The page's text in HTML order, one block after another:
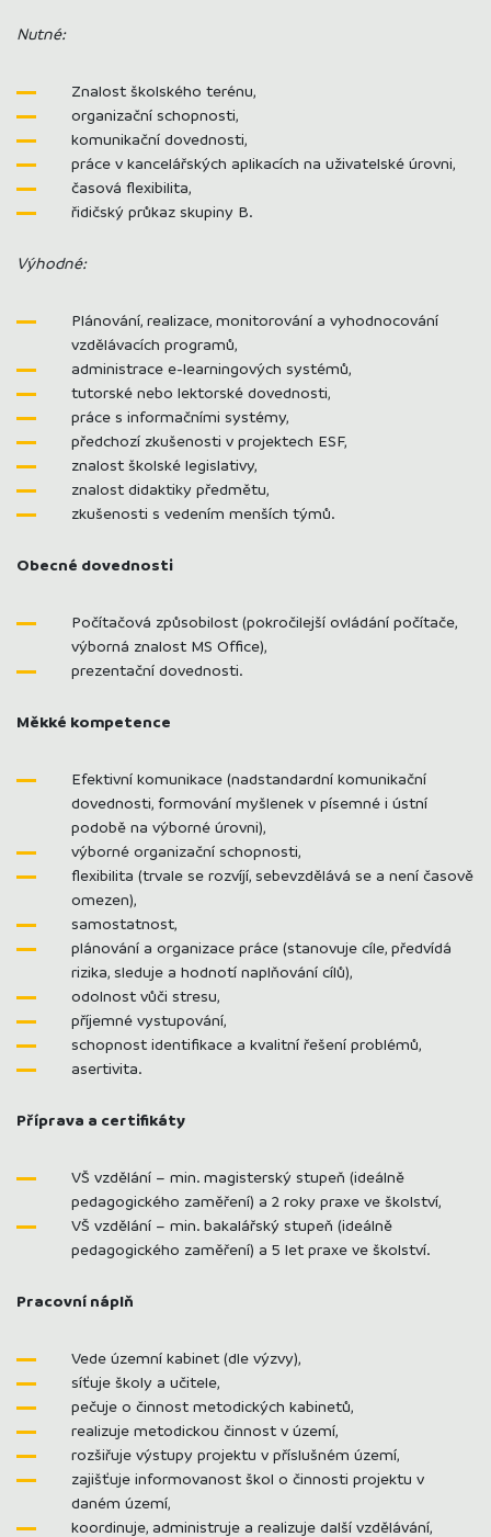
Nutné:
Znalost školského terénu,
organizační schopnosti,
komunikační dovednosti,
práce v kancelářských aplikacích na uživatelské úrovni,
časová flexibilita,
řidičský průkaz skupiny B.
Výhodné:
Plánování, realizace, monitorování a vyhodnocování
vzdělávacích programů,
administrace e-learningových systémů,
tutorské nebo lektorské dovednosti,
práce s informačními systémy,
předchozí zkušenosti v projektech ESF,
znalost školské legislativy,
znalost didaktiky předmětu,
zkušenosti s vedením menších týmů.
Obecné dovednosti
Počítačová způsobilost (pokročilejší ovládání počítače,
výborná znalost MS Office),
prezentační dovednosti.
Měkké kompetence
Efektivní komunikace (nadstandardní komunikační
dovednosti, formování myšlenek v písemné i ústní
podobě na výborné úrovni),
výborné organizační schopnosti,
flexibilita (trvale se rozvíjí, sebevzdělává se a není časově
omezen),
samostatnost,
plánování a organizace práce (stanovuje cíle, předvídá
rizika, sleduje a hodnotí naplňování cílů),
odolnost vůči stresu,
příjemné vystupování,
schopnost identifikace a kvalitní řešení problémů,
asertivita.
Příprava a certifikáty
VŠ vzdělání – min. magisterský stupeň (ideálně
pedagogického zaměření) a 2 roky praxe ve školství,
VŠ vzdělání – min. bakalářský stupeň (ideálně
pedagogického zaměření) a 5 let praxe ve školství.
Pracovní náplň
Vede územní kabinet (dle výzvy),
síťuje školy a učitele,
pečuje o činnost metodických kabinetů,
realizuje metodickou činnost v území,
rozšiřuje výstupy projektu v příslušném území,
zajišťuje informovanost škol o činnosti projektu v
daném území,
koordinuje, administruje a realizuje další vzdělávání,